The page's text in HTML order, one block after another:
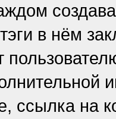
в нём
ссылка на